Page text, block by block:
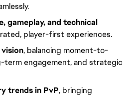
gameplay, and technical
player-first experiences.
vision, balancing moment-to-
term engagement, and strategic
trends in PvP, bringing